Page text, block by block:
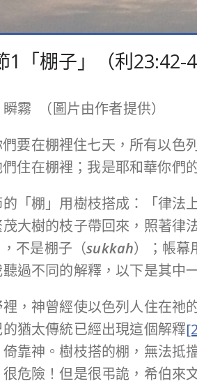
1「棚子」（利23:42-
霧 （圖片由作者提供）
要在棚裡住七天，所有以色
住在棚裡；我是耶和華你們
的「棚」用樹枝搭成：「律
大樹的枝子帶回來，照著律
不是棚子（sukkah）；帳幕
過不同的解釋，以下是其中
，神曾經使以色列人住在祂
猶太傳統已經出現這個解釋
靠神。樹枝搭的棚，無法抵
危險！但是很弔詭，希伯來